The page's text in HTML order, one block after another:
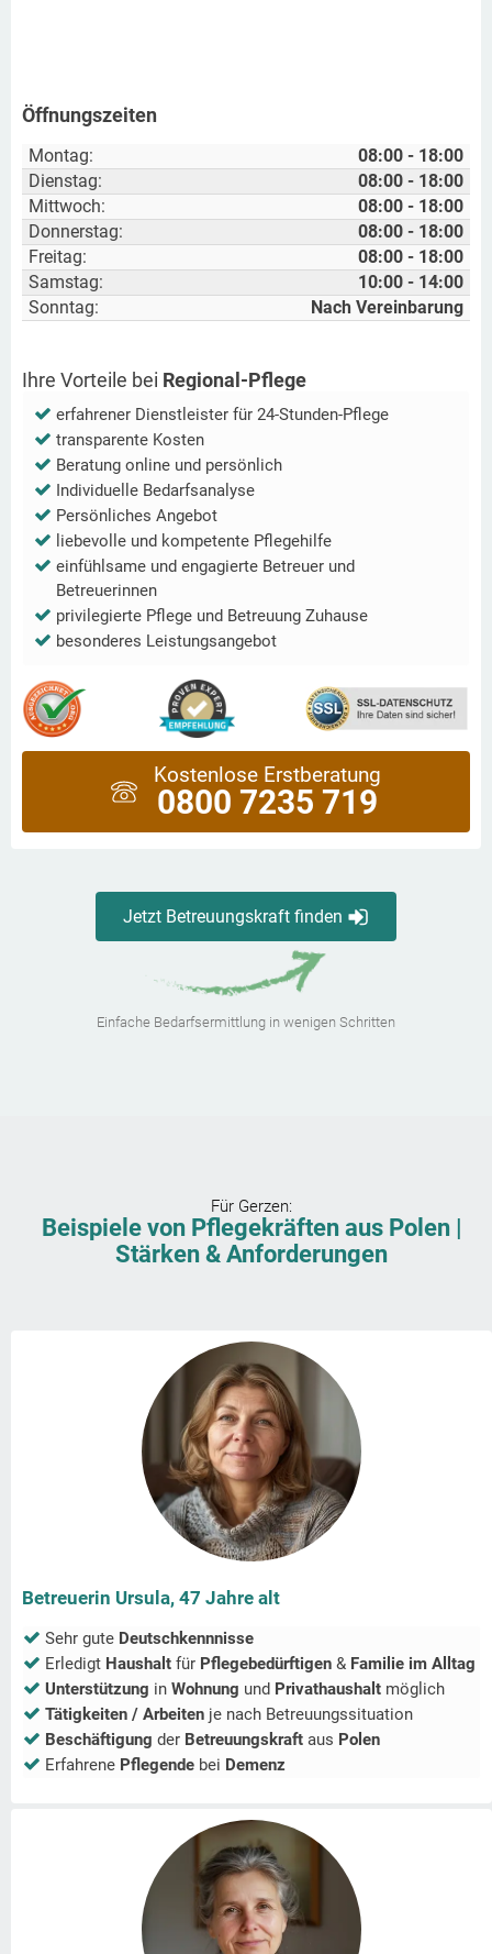
Öffnungszeiten
Montag:
08:00 - 18:00
Dienstag:
08:00 - 18:00
Mittwoch:
08:00 - 18:00
Donnerstag:
08:00 - 18:00
Freitag:
08:00 - 18:00
Samstag:
10:00 - 14:00
Sonntag:
Nach Vereinbarung
Ihre Vorteile bei Regional-Pflege
erfahrener Dienstleister für 24-Stunden-Pflege
transparente Kosten
Beratung online und persönlich
Individuelle Bedarfsanalyse
Persönliches Angebot
liebevolle und kompetente Pflegehilfe
einfühlsame und engagierte Betreuer und
Betreuerinnen
privilegierte Pflege und Betreuung Zuhause
besonderes Leistungsangebot
Kostenlose Erstberatung
0800 7235 719
Jetzt Betreuungskraft finden
Einfache Bedarfsermittlung in wenigen Schritten
Für Gerzen:
Beispiele von Pflegekräften aus Polen |
Stärken & Anforderungen
Betreuerin Ursula, 47 Jahre alt
Sehr gute Deutschkennnisse
Erledigt Haushalt für Pflegebedürftigen & Familie im Alltag
Unterstützung in Wohnung und Privathaushalt möglich
Tätigkeiten / Arbeiten je nach Betreuungssituation
Beschäftigung der Betreuungskraft aus Polen
Erfahrene Pflegende bei Demenz